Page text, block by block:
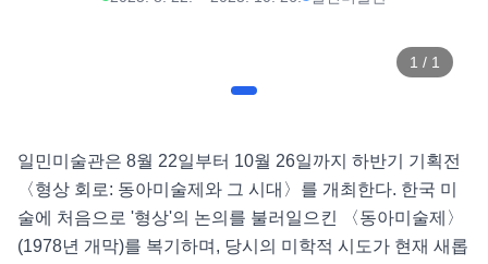
1 / 1
일민미술관은 8월 22일부터 10월 26일까지 하반기 기획전
〈형상 회로: 동아미술제와 그 시대〉를 개최한다. 한국 미
술에 처음으로 '형상'의 논의를 불러일으킨 〈동아미술제〉
(1978년 개막)를 복기하며, 당시의 미학적 시도가 현재 새롭